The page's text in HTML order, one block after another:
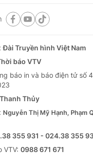
Đài Truyền hình Việt Nam
báo VTV
báo in và báo điện tử số
Thủy
Nguyễn Thị Mỹ Hạnh, Phạm
355 931 - 024.38 355
VTV: 0988 671 671